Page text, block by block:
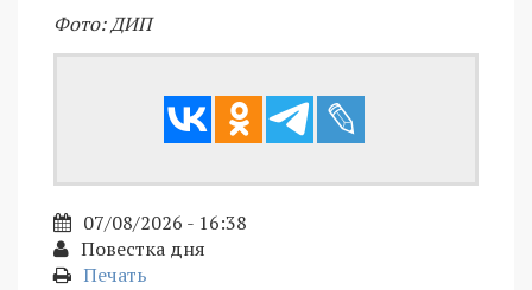
Фото: ДИП
07/08/2026 - 16:38
Повестка дня
Печать